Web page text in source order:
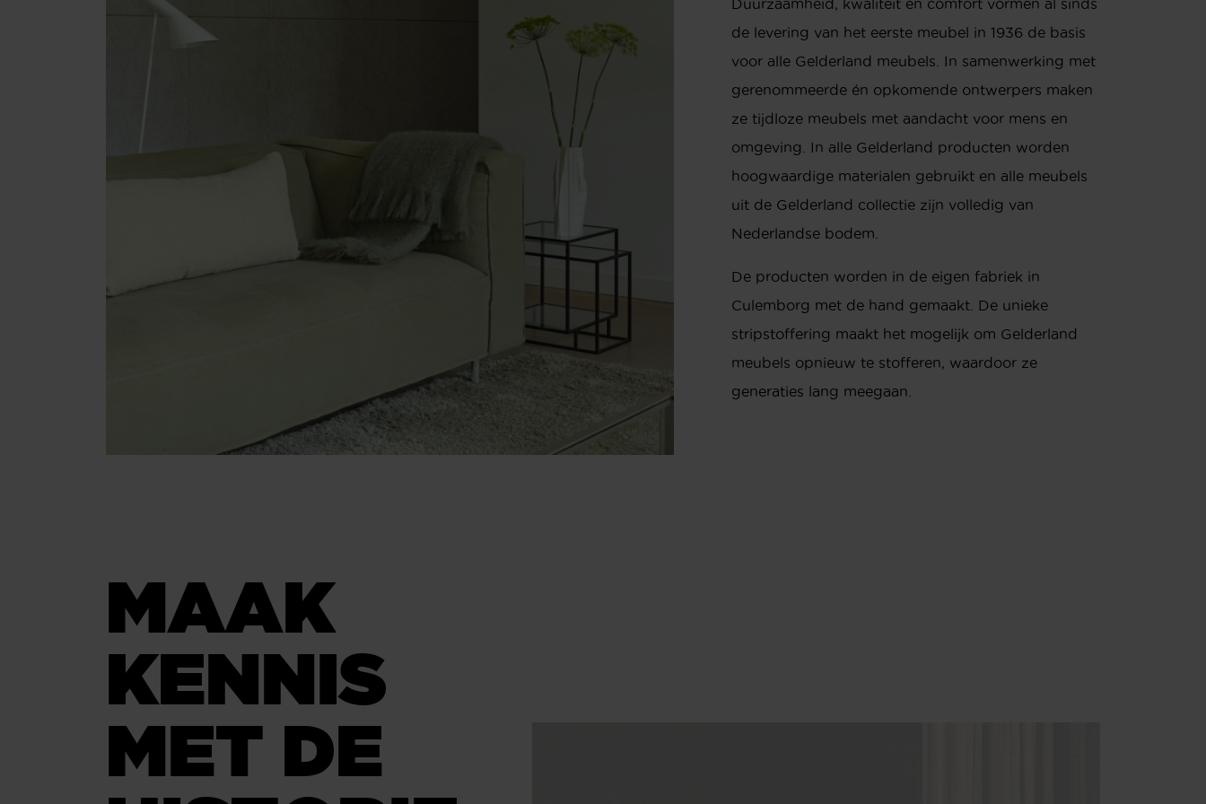
Duurzaamheid, kwaliteit en comfort vormen al sinds
de levering van het eerste meubel in 1936 de basis
voor alle Gelderland meubels. In samenwerking met
gerenommeerde én opkomende ontwerpers maken
ze tijdloze meubels met aandacht voor mens en
omgeving. In alle Gelderland producten worden
hoogwaardige materialen gebruikt en alle meubels
uit de Gelderland collectie zijn volledig van
Nederlandse bodem.
De producten worden in de eigen fabriek in
Culemborg met de hand gemaakt. De unieke
stripstoffering maakt het mogelijk om Gelderland
meubels opnieuw te stofferen, waardoor ze
generaties lang meegaan.
MAAK
KENNIS
MET DE